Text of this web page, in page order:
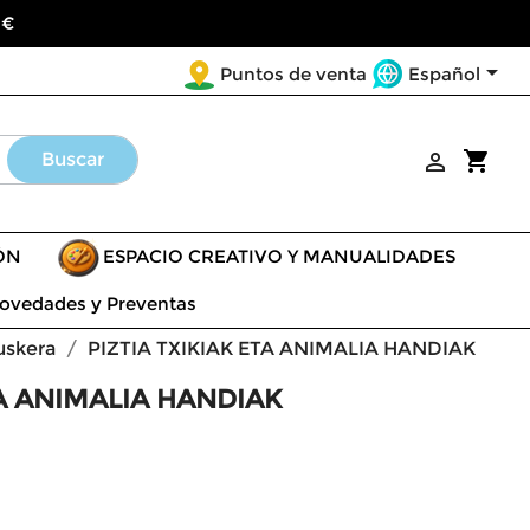
Puntos de venta Español
Buscar shopping_cart

ESPACIO CREATIVO Y MANUALIDADES
y Preventas
PIZTIA TXIKIAK ETA ANIMALIA HANDIAK
ANIMALIA HANDIAK